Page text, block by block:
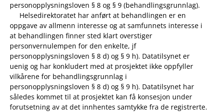
personopplysningsloven § 8 og § 9 (behandlingsgrunnlag).
Helsedirektoratet har anført at behandlingen er en
oppgave av allmenn interesse og at samfunnets interesse i
at behandlingen finner sted klart overstiger
personvernulempen for den enkelte, jf
personopplysningsloven § 8 d) og § 9 h). Datatilsynet er
uenig og har konkludert med at prosjektet ikke oppfyller
vilkårene for behandlingsgrunnlag i
personopplysningsloven § 8 d) og § 9 h). Datatilsynet har
således kommet til at prosjektet kan få konsesjon under
forutsetning av at det innhentes samtykke fra de registrerte.